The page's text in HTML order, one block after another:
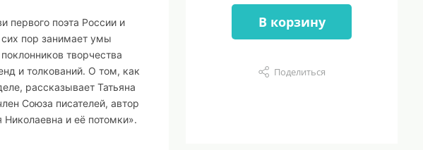
первого поэта России и
пор занимает умы
творчества
и толкований. О том, как
рассказывает Татьяна
Союза писателей, автор
и её потомки».
В корзину
Поделиться